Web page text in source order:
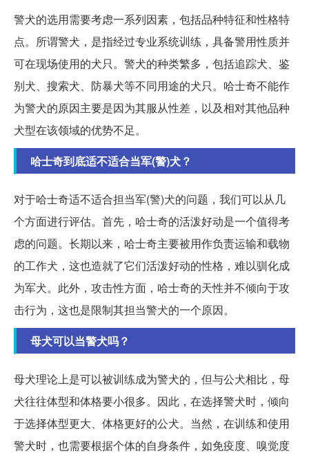
警犬的选用需要考虑一系列因素，包括品种特征和性格特
点。所谓警犬，是指经过专业系统训练，具备警用性质并
可在现场使用的犬只。警犬的种类繁多，包括追踪犬、鉴
别犬、搜索犬、防暴犬等不同用途的犬只。哈士奇不能作
为警犬的原因主要是因为其服从性差，以及相对其他品种
犬型在该领域的优势不足。
哈士奇到底适不适合当军(警)犬？
对于哈士奇适不适合担当军(警)犬的问题，我们可以从几
个方面进行评估。首先，哈士奇的活泼好动是一个值得考
虑的问题。长期以来，哈士奇主要被用作负责运输和载物
的工作犬，这也造就了它们活泼好动的性格，难以驯化成
为军犬。此外，攻击性方面，哈士奇的天性并不倾向于攻
击行为，这也是限制其担当警犬的一个原因。
母犬可以当警犬吗？
母犬理论上是可以被训练成为警犬的，但与公犬相比，母
犬往往体型和体格要小很多。因此，在选择警犬时，倾向
于选择体型更大、体格更好的公犬。当然，在训练和使用
警犬时，也需要根据个体的自身条件，如免疫度、嗅觉度